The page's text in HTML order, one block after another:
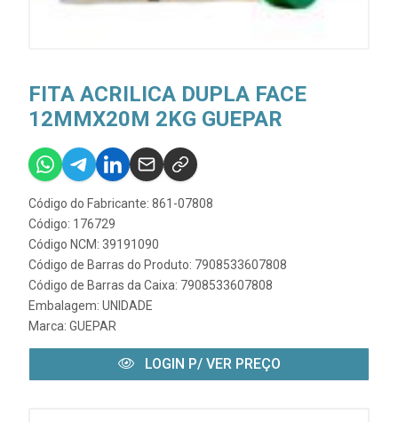
FITA ACRILICA DUPLA FACE
12MMX20M 2KG GUEPAR
Código do Fabricante: 861-07808
Código: 176729
Código NCM: 39191090
Código de Barras do Produto: 7908533607808
Código de Barras da Caixa: 7908533607808
Embalagem: UNIDADE
Marca: GUEPAR
LOGIN P/ VER PREÇO